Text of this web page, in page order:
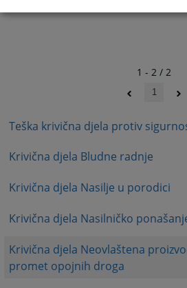
Teška krivična djela protiv
Krivična djela Bludne radnje
Krivična djela Nasilje u porodici
Krivična djela Nasilničko
Krivična djela Neovlaštena
promet opojnih droga
1 - 2 / 2
1